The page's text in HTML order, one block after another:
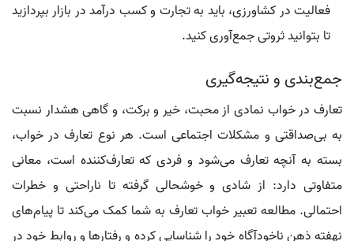
فعالیت در کشاورزی، باید به تجارت و کسب درآمد در بازار بپردازید
تا بتوانید ثروتی جمع‌آوری کنید.
جمع‌بندی و نتیجه‌گیری
تعارف در خواب نمادی از محبت، خیر و برکت، و گاهی هشدار نسبت
به بی‌صداقتی و مشکلات اجتماعی است. هر نوع تعارف در خواب،
بسته به آنچه تعارف می‌شود و فردی که تعارف‌کننده است، معانی
متفاوتی دارد: از شادی و خوشحالی گرفته تا ناراحتی و خطرات
احتمالی. مطالعه تعبیر خواب تعارف به شما کمک می‌کند تا پیام‌های
نهفته ذهن ناخودآگاه خود را شناسایی کرده و رفتارها و روابط خود در